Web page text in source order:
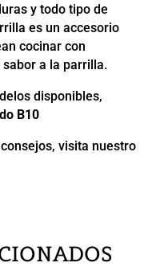
y todo tipo de
es un accesorio
cocinar con
a la parrilla.
disponibles,
B10
visita nuestro